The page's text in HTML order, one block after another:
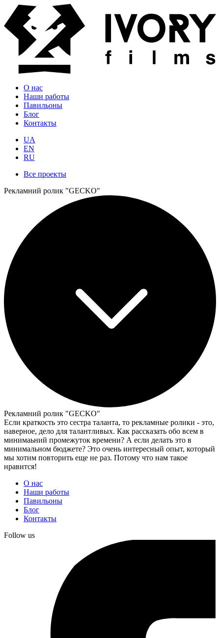
О нас
Наши работы
Павильоны
Блог
Контакты
UA
EN
RU
Все проекты
Рекламний ролик "GECKO"
Рекламний ролик "GECKO"
Если краткость это сестра таланта, то рекламные ролики - это,
наверное, дело для талантливых. Как рассказать обо всем в
минимаьний промежуток времени? А если делать это в
минимальном бюджете? Это очень интересный опыт, который
мы хотим повторить еще не раз. Потому что нам такое
нравится!
О нас
Наши работы
Павильоны
Блог
Контакты
Follow us